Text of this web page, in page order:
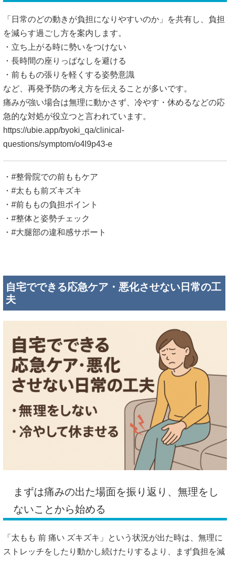
「日常のどの動きが負担になりやすいのか」を共有し、負担
を減らす過ごし方を案内します。
・立ち上がる時に勢いをつけない
・長時間の座りっぱなしを避ける
・前ももの張りを軽くする姿勢意識
など、再発予防の考え方を伝えることが多いです。
痛みが強い場合は無理に動かさず、冷やす・休めるなどの応
急的な対処が役立つと言われています。
https://ubie.app/byoki_qa/clinical-
questions/symptom/o4l9p43-e
・#整骨院での前ももケア
・#太もも前ズキズキ
・#前ももの負担ポイント
・#整体と姿勢チェック
・#大腿部の違和感サポート
自宅でできる応急ケア・悪化させない日常の工
夫
まずは痛みの出た場面を振り返り、無理をし
ないことから始める
「太もも 前 痛い ズキズキ」という状況が出た時は、無理に
ストレッチをしたり動かし続けたりするより、まず負担を減